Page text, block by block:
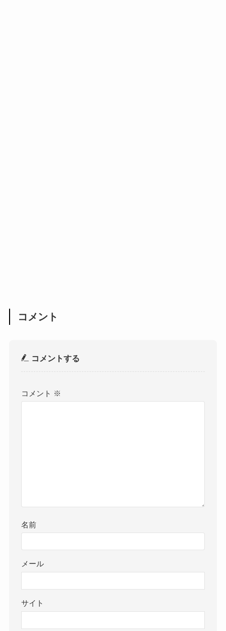
コメント
コメントする
コメント ※
名前
メール
サイト